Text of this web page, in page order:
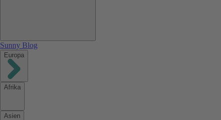
Sunny Blog
Europa
Afrika
Asien